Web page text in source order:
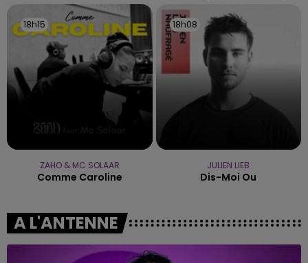
18h15
18h15
ZAHO & MC SOLAAR
Comme Caroline
18h08
18h08
JULIEN LIEB
Dis-Moi Ou
A L'ANTENNE